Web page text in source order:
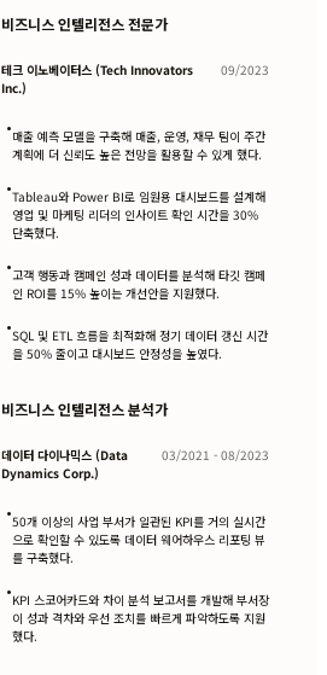
비즈니스 인텔리전스 전문가
테크 이노베이터스 (Tech Innovators
Inc.)
09/2023
•매출 예측 모델을 구축해 매출, 운영, 재무 팀이 주간
계획에 더 신뢰도 높은 전망을 활용할 수 있게 했다.
•Tableau와 Power BI로 임원용 대시보드를 설계해
영업 및 마케팅 리더의 인사이트 확인 시간을 30%
단축했다.
•고객 행동과 캠페인 성과 데이터를 분석해 타깃 캠페
인 ROI를 15% 높이는 개선안을 지원했다.
•SQL 및 ETL 흐름을 최적화해 정기 데이터 갱신 시간
을 50% 줄이고 대시보드 안정성을 높였다.
비즈니스 인텔리전스 분석가
데이터 다이나믹스 (Data
Dynamics Corp.)
03/2021 - 08/2023
•50개 이상의 사업 부서가 일관된 KPI를 거의 실시간
으로 확인할 수 있도록 데이터 웨어하우스 리포팅 뷰
를 구축했다.
•KPI 스코어카드와 차이 분석 보고서를 개발해 부서장
이 성과 격차와 우선 조치를 빠르게 파악하도록 지원
했다.